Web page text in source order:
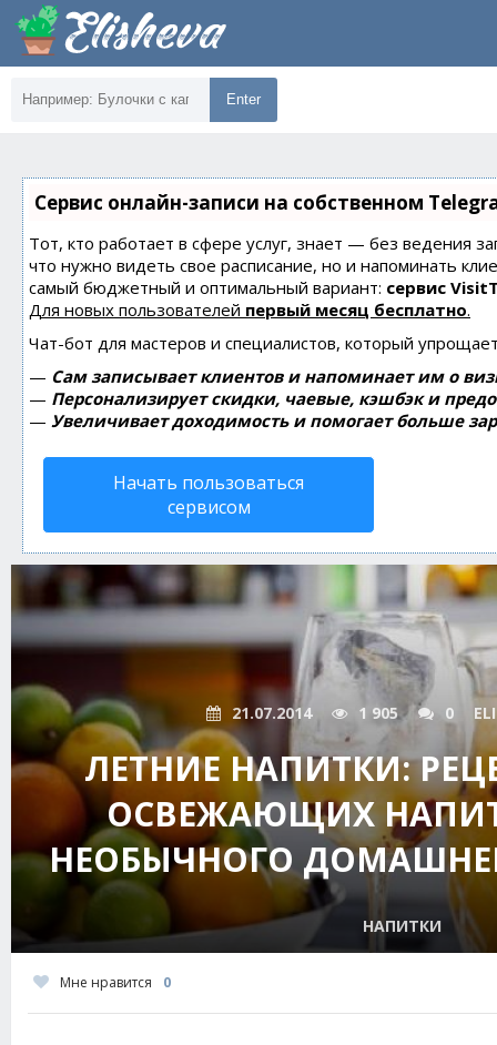
Enter
Сервис онлайн-записи на собственном
Тот, кто работает в сфере услуг, знает — без ведения
что нужно видеть свое расписание, но и напоминать
самый бюджетный и оптимальный вариант: сервис
Для новых пользователей первый месяц бесплатно.
Чат-бот для мастеров и специалистов, который
— Сам записывает клиентов и напоминает им о
— Персонализирует скидки, чаевые, кэшбэк и
— Увеличивает доходимость и помогает больше
Начать пользоваться
сервисом
21.07.2014 1 905 0
ЛЕТНИЕ НАПИТКИ:
ОСВЕЖАЮЩИХ
НЕОБЫЧНОГО
НАПИТКИ
Мне нравится 0